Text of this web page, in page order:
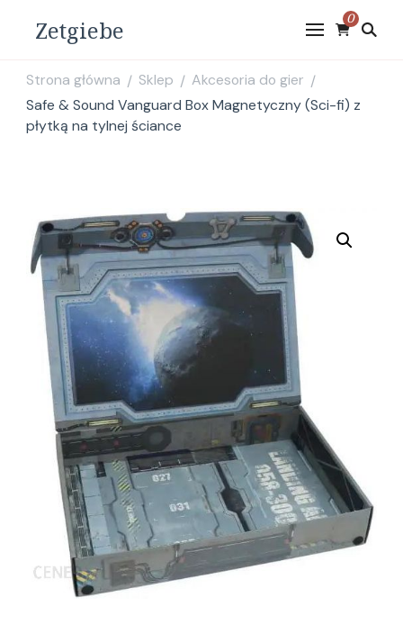
Zetgiebe 0
Strona główna / Sklep / Akcesoria do gier /
Safe & Sound Vanguard Box Magnetyczny (Sci-fi) z
płytką na tylnej ściance